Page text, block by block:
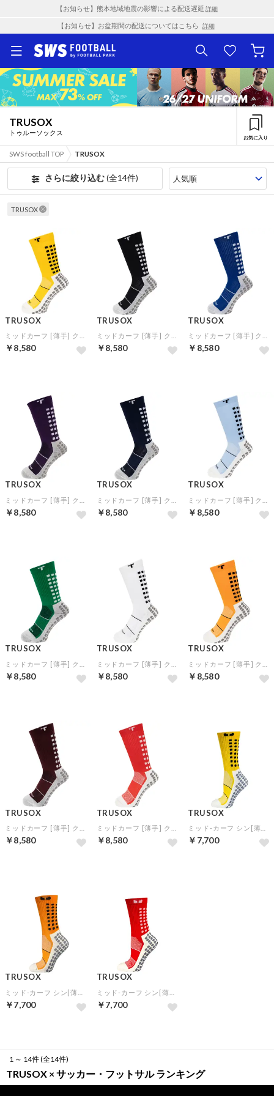
【お知らせ】熊本地域地震の影響による配送遅延 詳細
【お知らせ】お盆期間の配送についてはこちら 詳細
TRUSOX
トゥルーソックス
お気に入り
SWS football TOP TRUSOX
さらに絞り込む(全14件)
TRUSOX
TRUSOX
￥8,580
TRUSOX
￥8,580
TRUSOX
￥8,580
TRUSOX
￥8,580
TRUSOX
￥8,580
TRUSOX
￥8,580
TRUSOX
￥8,580
TRUSOX
￥8,580
TRUSOX
￥8,580
TRUSOX
￥8,580
TRUSOX
￥8,580
TRUSOX
￥7,700
TRUSOX
￥7,700
TRUSOX
￥7,700
1 ～ 14件 (全14件)
TRUSOX × サッカー・フットサル ランキング